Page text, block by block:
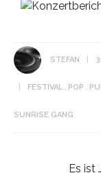
STEFAN
FESTIVAL POP
SUNRISE GANG
Es ist